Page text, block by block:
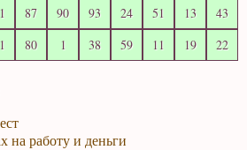
71 55 66 13 48 39
76
31 2 4 79 99 29 15
на работу и деньги